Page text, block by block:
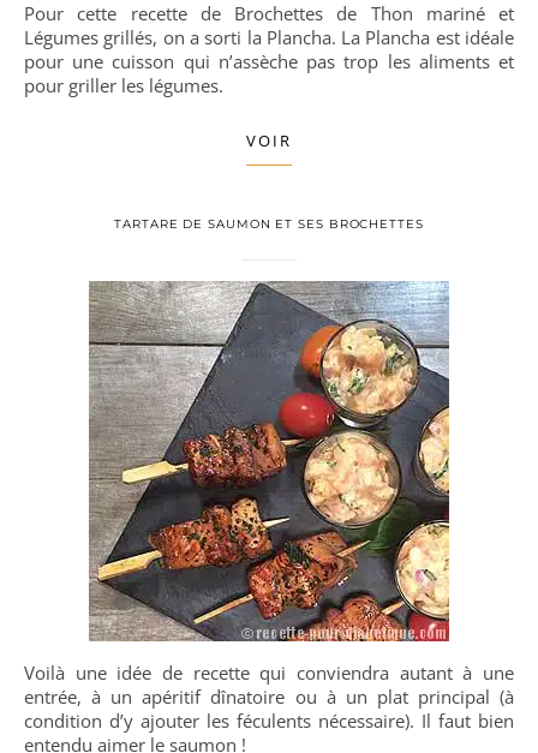
Pour cette recette de Brochettes de Thon mariné et
Légumes grillés, on a sorti la Plancha. La Plancha est idéale
pour une cuisson qui n’assèche pas trop les aliments et
pour griller les légumes.
VOIR
TARTARE DE SAUMON ET SES BROCHETTES
Voilà une idée de recette qui conviendra autant à une
entrée, à un apéritif dînatoire ou à un plat principal (à
condition d’y ajouter les féculents nécessaire). Il faut bien
entendu aimer le saumon !